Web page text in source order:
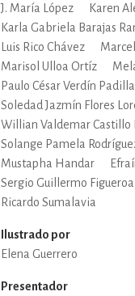
J. María López
Karen
Karla Gabriela Barajas
Luis Rico Chávez
Marisol Ulloa Ortíz
Paulo César Verdín Padilla
Soledad Jazmín Flores
Willian Valdemar Castillo
Solange Pamela
Mustapha Handar
Sergio Guillermo
Ricardo Sumalavia
Ilustrado por
Elena Guerrero
Presentador